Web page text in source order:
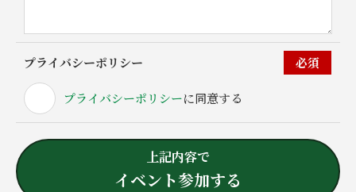
プライバシーポリシー 必須
プライバシーポリシーに同意する
上記内容で
イベント参加する